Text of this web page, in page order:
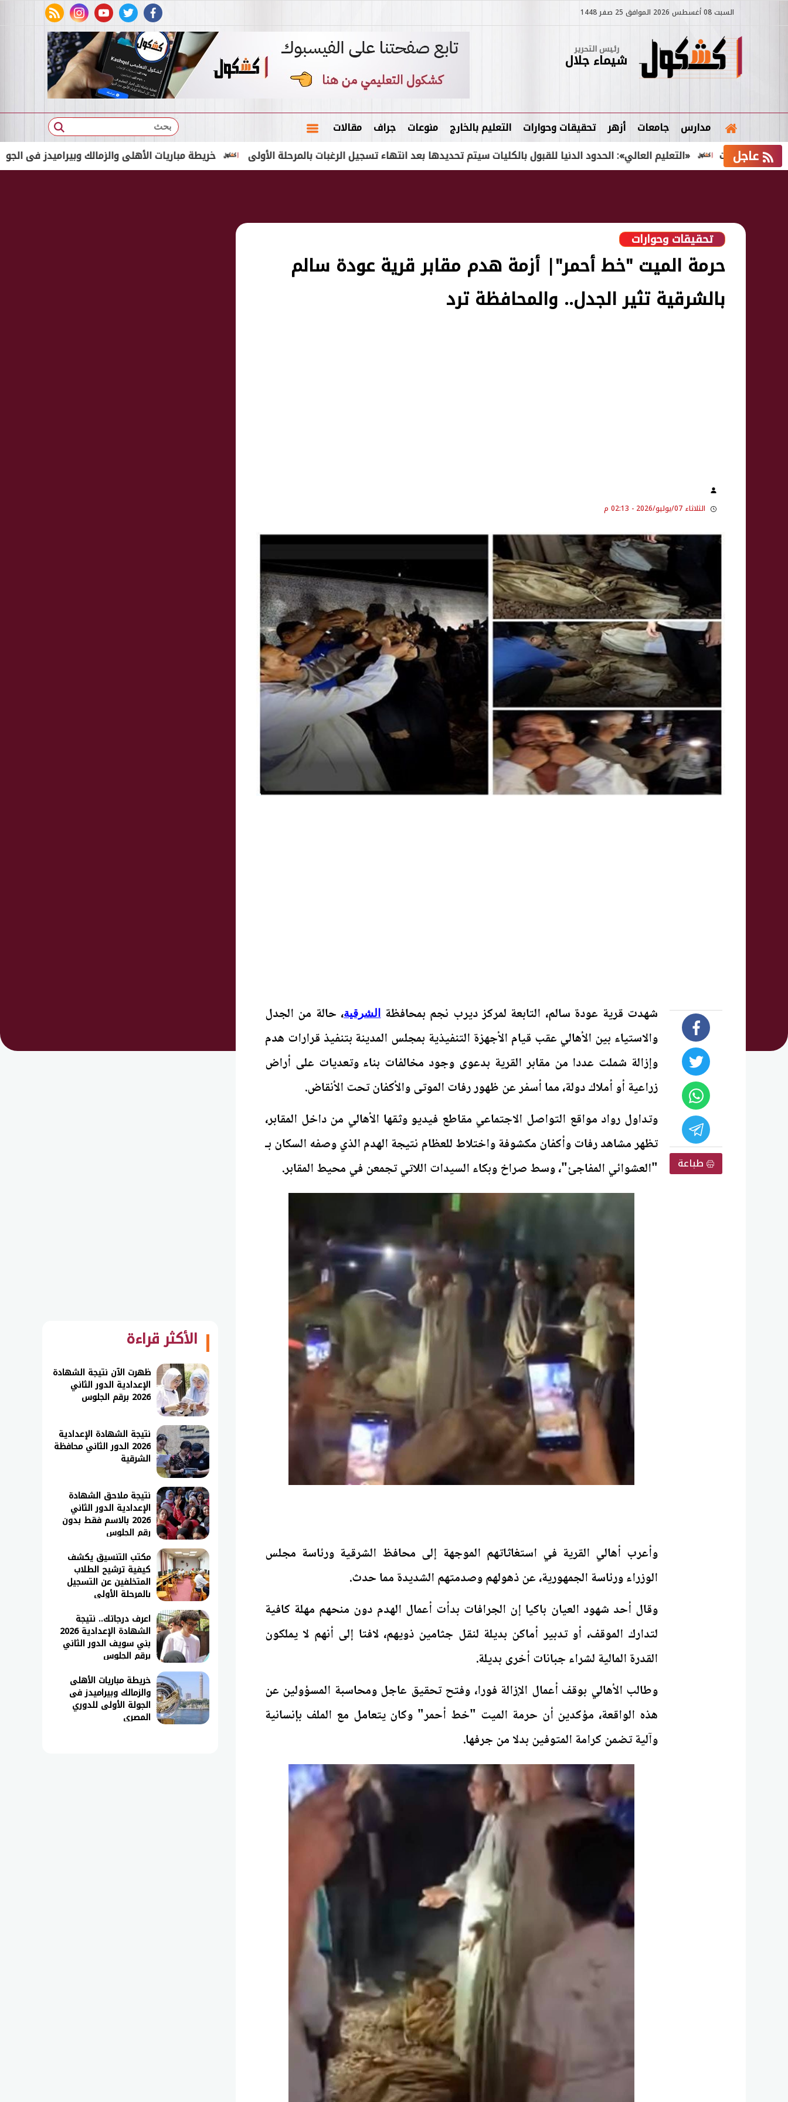
السبت 08 أغسطس 2026 الموافق 25 صفر 1448
facebook
twitter
youtube
instagram
rss feed
رئيس التحرير
شيماء جلال
مدارس جامعات أزهر تحقيقات وحوارات التعليم بالخارج منوعات جراف مقالات بحث
عاجل خريطة مباريات الأهلى والزمالك وبيراميدز فى الجولة الأولى «التعليم العالي»: الحدود الدنيا للقبول بالكليات سيتم تحديدها بعد انتهاء تسجيل الرغبات بالمرحلة الأولى
تحقيقات وحوارات
حرمة الميت "خط أحمر"| أزمة هدم مقابر قرية عودة سالم
بالشرقية تثير الجدل.. والمحافظة ترد
الثلاثاء 07/يوليو/2026 - 02:13 م
طباعة
شهدت قرية عودة سالم، التابعة لمركز ديرب نجم بمحافظة الشرقية، حالة من الجدل
والاستياء بين الأهالي عقب قيام الأجهزة التنفيذية بمجلس المدينة بتنفيذ قرارات هدم
وإزالة شملت عددا من مقابر القرية بدعوى وجود مخالفات بناء وتعديات على أراض
زراعية أو أملاك دولة، مما أسفر عن ظهور رفات الموتى والأكفان تحت الأنقاض.
وتداول رواد مواقع التواصل الاجتماعي مقاطع فيديو وثقها الأهالي من داخل المقابر،
تظهر مشاهد رفات وأكفان مكشوفة واختلاط للعظام نتيجة الهدم الذي وصفه السكان بـ
"العشوائي المفاجئ"، وسط صراخ وبكاء السيدات اللاتي تجمعن في محيط المقابر.
وأعرب أهالي القرية في استغاثاتهم الموجهة إلى محافظ الشرقية ورئاسة مجلس
الوزراء ورئاسة الجمهورية، عن ذهولهم وصدمتهم الشديدة مما حدث.
وقال أحد شهود العيان باكيا إن الجرافات بدأت أعمال الهدم دون منحهم مهلة كافية
لتدارك الموقف، أو تدبير أماكن بديلة لنقل جثامين ذويهم، لافتا إلى أنهم لا يملكون
القدرة المالية لشراء جبانات أخرى بديلة.
وطالب الأهالي بوقف أعمال الإزالة فورا، وفتح تحقيق عاجل ومحاسبة المسؤولين عن
هذه الواقعة، مؤكدين أن حرمة الميت "خط أحمر" وكان يتعامل مع الملف بإنسانية
وآلية تضمن كرامة المتوفين بدلا من جرفها.
الأكثر قراءة
ظهرت الآن نتيجة الشهادة
الإعدادية الدور الثاني
2026 برقم الجلوس
نتيجة الشهادة الإعدادية
2026 الدور الثاني محافظة
الشرقية
نتيجة ملاحق الشهادة
الإعدادية الدور الثاني
2026 بالاسم فقط بدون
رقم الجلوس
مكتب التنسيق يكشف
كيفية ترشيح الطلاب
المتخلفين عن التسجيل
بالمرحلة الأولى
اعرف درجاتك.. نتيجة
الشهادة الإعدادية 2026
بني سويف الدور الثاني
برقم الجلوس
خريطة مباريات الأهلى
والزمالك وبيراميدز فى
الجولة الأولى للدوري
المصري